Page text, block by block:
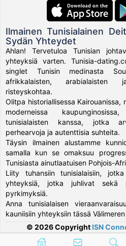
Ilmainen Tunisialainen
Sydän Yhteydet
Ahlan! Tervetuloa Tunisian
yhteyksiä varten. Tunisia-
singlet Tunisin medinasta
afrikkalaisten, arabialaisten
risteyskohtaa.
Olitpa historiallisessa
moderneissa
tunisialaisten kanssa, jotka
perhearvoja ja autenttisia suhteita.
Täysin ilmainen alustamme
samalla kun se omaksuu
Tunisiasta ainutlaatuisen Pohjois-
Liity tuhansiin tunisialaisiin,
yhteyksiä, jotka juhlivat sekä
pyrkimyksiä.
Anna tunisialaisen
kauniisiin yhteyksiin tässä
© 2026 Copyright ISN